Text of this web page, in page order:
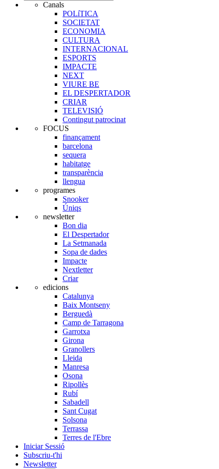
Canals
POLíTICA
SOCIETAT
ECONOMIA
CULTURA
INTERNACIONAL
ESPORTS
IMPACTE
NEXT
VIURE BE
EL DESPERTADOR
CRIAR
TELEVISIÓ
Contingut patrocinat
FOCUS
finançament
barcelona
sequera
habitatge
transparència
llengua
programes
Snooker
Úniqs
newsletter
Bon dia
El Despertador
La Setmanada
Sopa de dades
Impacte
Nextletter
Criar
edicions
Catalunya
Baix Montseny
Berguedà
Camp de Tarragona
Garrotxa
Girona
Granollers
Lleida
Manresa
Osona
Ripollès
Rubí
Sabadell
Sant Cugat
Solsona
Terrassa
Terres de l'Ebre
Iniciar Sessió
Subscriu-t'hi
Newsletter